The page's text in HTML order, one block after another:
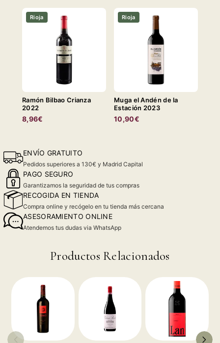
Rioja
Ramón Bilbao Crianza
2022
8,96€
Rioja
Muga el Andén de la
Estación 2023
10,90€
ENVÍO GRATUITO
Pedidos superiores a 130€ y Madrid Capital
PAGO SEGURO
Garantizamos la seguridad de tus compras
RECOGIDA EN TIENDA
Compra online y recógelo en tu tienda más cercana
ASESORAMIENTO ONLINE
Atendemos tus dudas via WhatsApp
Productos Relacionados